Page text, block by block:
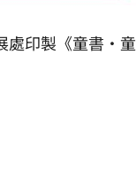
處印製《童書‧童